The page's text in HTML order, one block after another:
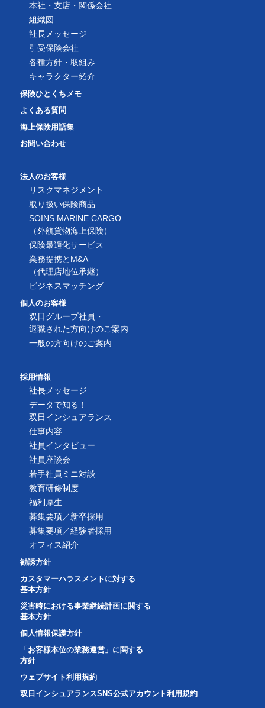
本社・支店・関係会社
組織図
社長メッセージ
引受保険会社
各種方針・取組み
キャラクター紹介
保険ひとくちメモ
よくある質問
海上保険用語集
お問い合わせ
法人のお客様
リスクマネジメント
取り扱い保険商品
SOINS MARINE CARGO
（外航貨物海上保険）
保険最適化サービス
業務提携とM&A
（代理店地位承継）
ビジネスマッチング
個人のお客様
双日グループ社員・
退職された方向けのご案内
一般の方向けのご案内
採用情報
社長メッセージ
データで知る！
双日インシュアランス
仕事内容
社員インタビュー
社員座談会
若手社員ミニ対談
教育研修制度
福利厚生
募集要項／新卒採用
募集要項／経験者採用
オフィス紹介
勧誘方針
カスタマーハラスメントに対する
基本方針
災害時における事業継続計画に関する
基本方針
個人情報保護方針
「お客様本位の業務運営」に関する
方針
ウェブサイト利用規約
双日インシュアランスSNS公式アカウント利用規約